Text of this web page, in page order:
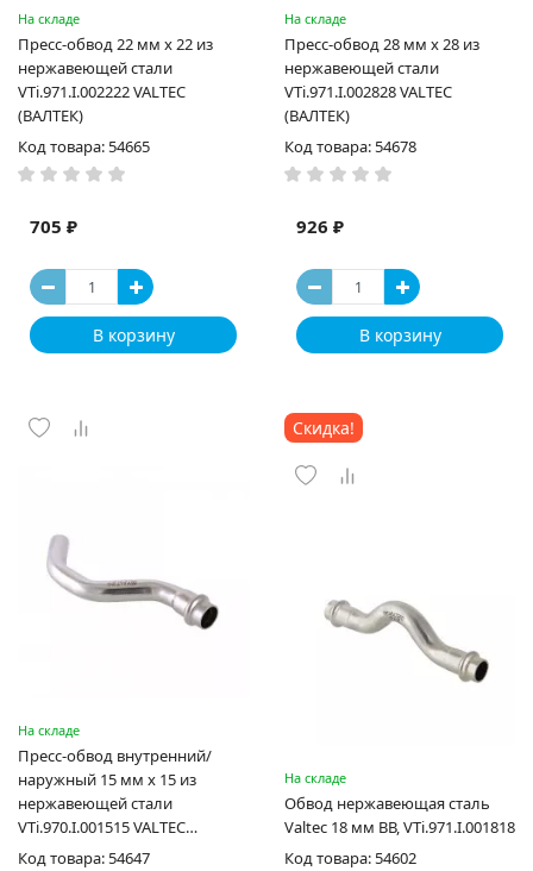
На складе
Пресс-обвод 22 мм х 22 из
нержавеющей стали
VTi.971.I.002222 VALTEC
(ВАЛТЕК)
Код товара: 54665
705 ₽
В корзину
На складе
Пресс-обвод 28 мм х 28 из
нержавеющей стали
VTi.971.I.002828 VALTEC
(ВАЛТЕК)
Код товара: 54678
926 ₽
В корзину
На складе
Пресс-обвод внутренний/
наружный 15 мм х 15 из
нержавеющей стали
VTi.970.I.001515 VALTEC
(ВАЛТЕК)
Код товара: 54647
Скидка!
На складе
Обвод нержавеющая сталь
Valtec 18 мм ВВ, VTi.971.I.001818
Код товара: 54602